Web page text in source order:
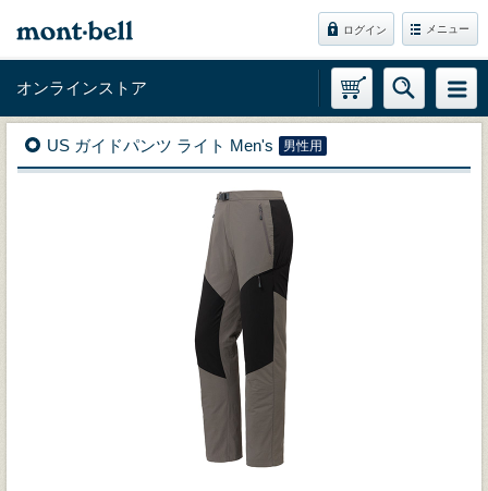
ログイン メニュー
オンラインストア
US ガイドパンツ ライト Men's 男性用